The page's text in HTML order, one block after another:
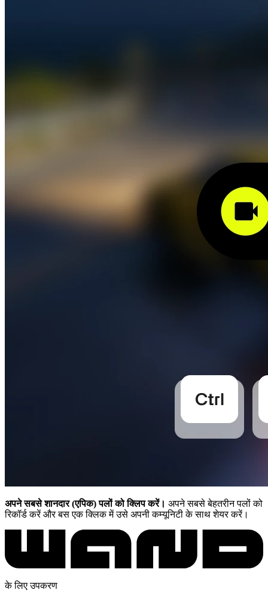
अपने सबसे शानदार (एपिक) पलों को क्लिप करें। अपने सबसे बेहतरीन पलों को
रिकॉर्ड करें और बस एक क्लिक में उसे अपनी कम्यूनिटी के साथ शेयर करें।
के लिए उपकरण